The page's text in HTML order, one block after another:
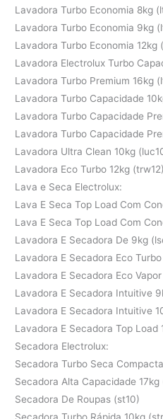
Lavadora Turbo Economia 8kg
Lavadora Turbo Economia 9kg
Lavadora Turbo Economia 12kg
Lavadora Electrolux Turbo
Lavadora Turbo Premium 16kg
Lavadora Turbo Capacidade
Lavadora Turbo Capacidade
Lavadora Turbo Capacidade
Lavadora Ultra Clean 10kg
Lavadora Eco Turbo 12kg (trw12)
Lava e Seca Electrolux:
Lava E Seca Top Load Com
Lava E Seca Top Load Com
Lavadora E Secadora De 9kg
Lavadora E Secadora Eco Turbo
Lavadora E Secadora Eco Vapor
Lavadora E Secadora Intuitive
Lavadora E Secadora Intuitive
Lavadora E Secadora Top Load
Secadora Electrolux:
Secadora Turbo Seca
Secadora Alta Capacidade 17kg
Secadora De Roupas (st10)
Secadora Turbo Rápida 10kg